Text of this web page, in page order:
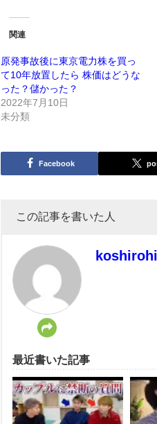
関連
原発事故後に東京電力株を買っ
て10年放置したら 株価はどうな
った？儲かった？
2022年7月10日
未分類
Facebook
この記事を書いた人
最近書いた記事